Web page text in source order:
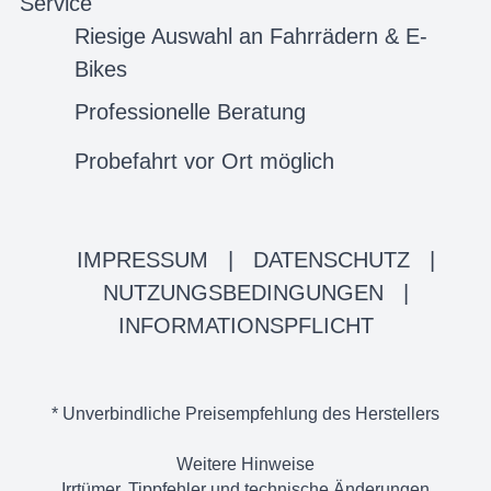
Riesige Auswahl an Fahrrädern & E-
Bikes
Professionelle Beratung
Probefahrt vor Ort möglich
IMPRESSUM DATENSCHUTZ
NUTZUNGSBEDINGUNGEN
INFORMATIONSPFLICHT
* Unverbindliche Preisempfehlung des Herstellers
Weitere Hinweise